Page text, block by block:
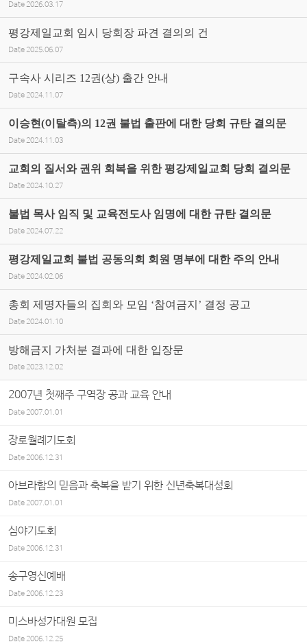
Date 2026.03.17
평강제일교회 임시 당회장 파견 결의의 건
Date 2025.06.07
구속사 시리즈 12권(상) 출간 안내
Date 2024.11.07
이승현(이탈측)의 12권 불법 출판에 대한 당회 규탄 결의문
Date 2024.11.03
교회의 질서와 권위 회복을 위한 평강제일교회 당회 결의문
Date 2024.10.27
불법 목사 임직 및 교육전도사 임명에 대한 규탄 결의문
Date 2024.07.22
평강제일교회 불법 공동의회 회원 명부에 대한 주의 안내
Date 2024.02.06
총회 제명자들의 집회와 모임 ‘참여금지’ 결정 공고
Date 2024.01.10
방해금지 가처분 결과에 대한 입장문
Date 2023.12.02
2007년 첫째주 구역장 공과 교육 안내
Date2007.01.01
장로월례기도회
Date2006.12.31
아브라함의 믿음과 축복을 받기 위한 신년축복대성회
Date2007.01.01
심야기도회
Date2006.12.31
송구영신예배
Date2006.12.23
미스바성가대원 모집
Date2006.12.25